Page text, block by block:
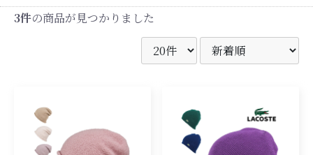
3件の商品が見つかりました